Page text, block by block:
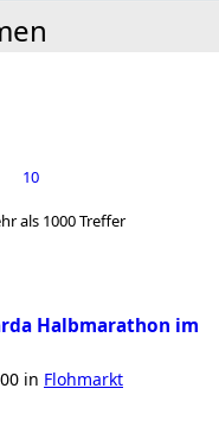
10
als 1000 Treffer
Halbmarathon im
in Flohmarkt